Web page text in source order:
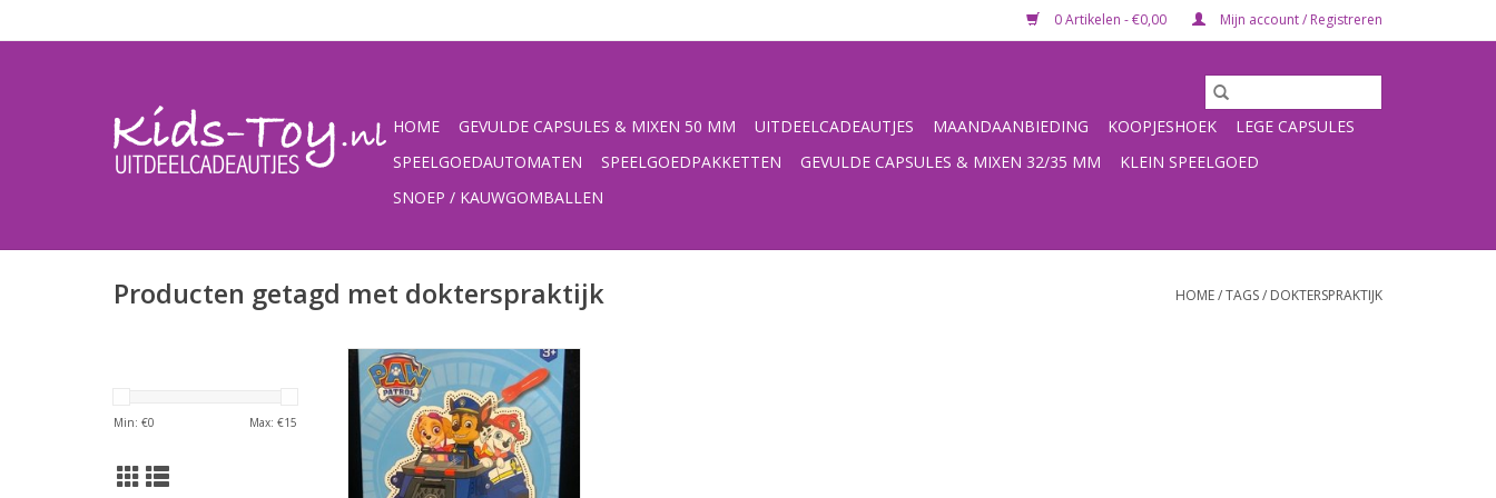
0 Artikelen - €0,00 Mijn account / Registreren
HOME GEVULDE CAPSULES & MIXEN 50 MM UITDEELCADEAUTJES MAANDAANBIEDING KOOPJESHOEK
LEGE CAPSULES
SPEELGOEDAUTOMATEN
SPEELGOEDPAKKETTEN GEVULDE CAPSULES & MIXEN 32/35 MM
KLEIN SPEELGOED
SNOEP / KAUWGOMBALLEN
Producten getagd met dokterspraktijk HOME/TAGS/ DOKTERSPRAKTIJK
Min: €0 Max: €15
Paw Patrol kleur- en prikblok
(blauw)Materiaal: karton/papier
Afmeting: 21 x 15 x 1,5
TOEVOEGEN AAN WINKELWAGEN